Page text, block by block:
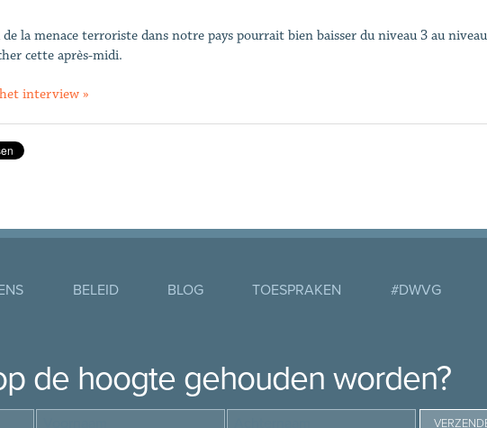
de la menace terroriste dans notre pays pourrait bien baisser du niveau 3 au
cette après-midi.
interview »
BELEID BLOG TOESPRAKEN #DWVG
de hoogte gehouden worden?